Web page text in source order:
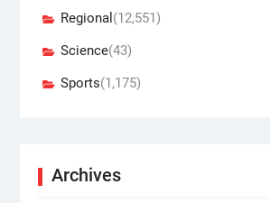
Regional (12,551)
Science(43)
Sports(1,175)
Archives